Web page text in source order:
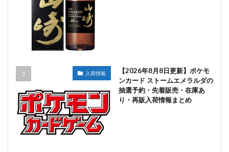
入荷情報
【2026年8月8日更新】ポケモ
ンカード ストームエメラルダの
抽選予約・先着販売・在庫あ
り・再販入荷情報まとめ